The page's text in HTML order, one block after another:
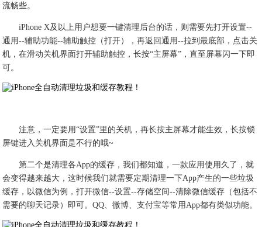
流畅些。
iPhone X及以上用户想要一键清理后台的话，则需要先打开设置--
通用--辅助功能--辅助触控（打开），再返回通用--拉到最底部，点击关
机，在滑动关机界面打开辅助触控，长按“主屏幕”，直至屏幕闪一下即
可。
注意，一定要用“设置”里的关机，再长按主屏幕才能生效，长按锁
屏键进入关机界面是不行的哦~
第二个是清理各App的缓存，我们都知道，一款应用使用久了，就
会变得越来越大，这时候我们就需要定期清理一下App产生的一些垃圾
缓存，以微信为例，打开微信--设置--存储空间--清除微信缓存（包括不
需要的聊天记录）即可。QQ、微博、支付宝等常用App都有类似功能。